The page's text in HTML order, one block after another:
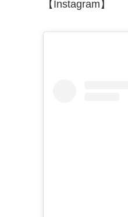
【Instagram】